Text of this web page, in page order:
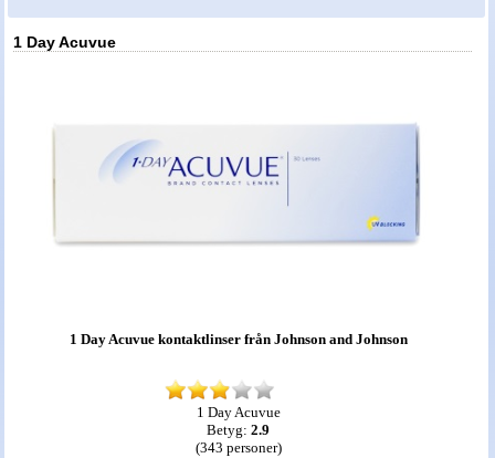
1 Day Acuvue
1 Day Acuvue kontaktlinser från Johnson and Johnson
1 Day Acuvue
Betyg:2.9
(343 personer)